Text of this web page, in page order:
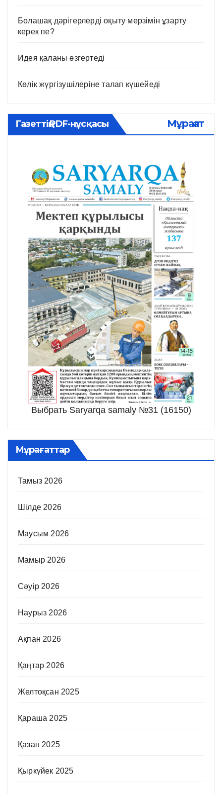
Болашақ дәрігерлерді оқыту мерзімін ұзарту
керек пе?
Идея қаланы өзгертеді
Көлік жүргізушілеріне талап күшейеді
Газеттің PDF-нұсқасы Мұрағат
Выбрать Saryarqa samaly №31 (16150)
Мұрағаттар
Тамыз 2026
Шілде 2026
Маусым 2026
Мамыр 2026
Сәуір 2026
Наурыз 2026
Ақпан 2026
Қаңтар 2026
Желтоқсан 2025
Қараша 2025
Қазан 2025
Қыркүйек 2025